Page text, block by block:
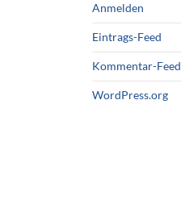
Anmelden
Eintrags-Feed
Kommentar-Feed
WordPress.org